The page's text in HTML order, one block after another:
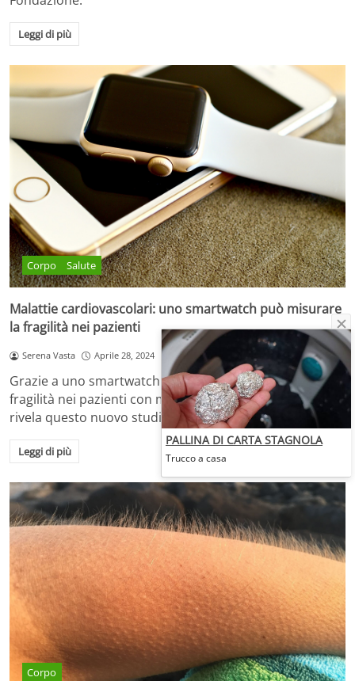
Leggi di più
Corpo Salute
Malattie cardiovascolari: uno smartwatch può misurare
la fragilità nei pazienti
Serena Vasta Aprile 28, 2024
Grazie a uno smartwatch potremmo misurare la
fragilità nei pazienti con malattie cardiovascolari: lo
rivela questo nuovo studio
Leggi di più
Corpo
PALLINA DI CARTA STAGNOLA
Trucco a casa